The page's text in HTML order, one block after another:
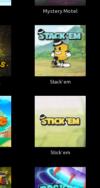
Mystery Motel
Stack'em
Stick'em